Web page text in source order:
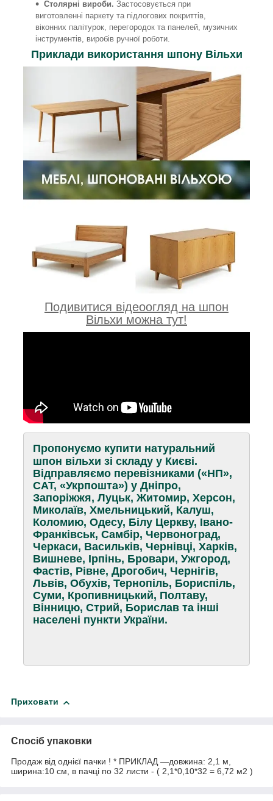
Столярні вироби. Застосовується при
виготовленні паркету та підлогових покриттів,
віконних палітурок, перегородок та панелей, музичних
інструментів, виробів ручної роботи.
Приклади використання шпону Вільхи
Подивитися відеоогляд на шпон
Вільхи можна тут!
Пропонуємо купити натуральний
шпон вільхи зі складу у Києві.
Відправляємо перевізниками («НП»,
САТ, «Укрпошта») у Дніпро,
Запоріжжя, Луцьк, Житомир, Херсон,
Миколаїв, Хмельницький, Калуш,
Коломию, Одесу, Білу Церкву, Івано-
Франківськ, Самбір, Червоноград,
Черкаси, Васильків, Чернівці, Харків,
Вишневе, Ірпінь, Бровари, Ужгород,
Фастів, Рівне, Дрогобич, Чернігів,
Львів, Обухів, Тернопіль, Бориспіль,
Суми, Кропивницький, Полтаву,
Вінницю, Стрий, Борислав та інші
населені пункти України.
Приховати
Спосіб упаковки
Продаж від однієї пачки ! * ПРИКЛАД —довжина: 2,1 м,
ширина:10 см, в пачці по 32 листи - ( 2,1*0,10*32 = 6,72 м2 )